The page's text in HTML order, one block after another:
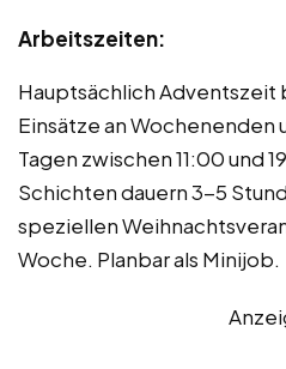
Arbeitszeiten:
Hauptsächlich Adventszeit
Einsätze an
Tagen zwischen 11:00 und
Schichten dauern 3-5
speziellen
Woche. Planbar als Minijob.